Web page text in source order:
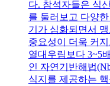
다. 참석자들은 식
를 둘러보고 다양
기가 심화되면서
중요성이 더욱 커
열대우림보다 3~5
인 자연기반해법
식지를 제공하는